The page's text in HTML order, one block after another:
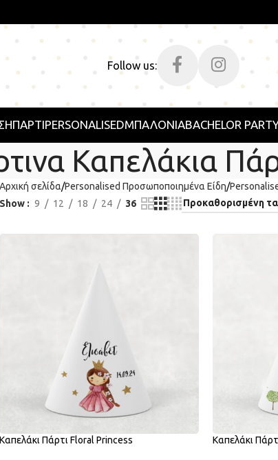
Follow us:
ΠΆΡΤΙPERSONALISEDΜΠΑΛΟΝΙΑBACHELOR
Καπελάκια
Αρχική σελίδα Personalised Προσωποποιημένα Είδη
Show
9 12 18 24 36
Καπελάκι Πάρτι Floral Princess Καπελάκι